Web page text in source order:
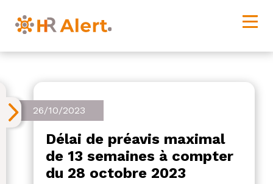
26/10/2023
Délai de préavis maximal
de 13 semaines à compter
du 28 octobre 2023